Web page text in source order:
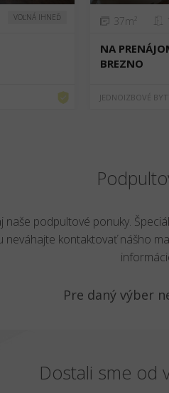
VOĽNÁ IHNEĎ 37m²
NA
BREZNO
JEDNOIZBOVÉ
naše podpultové ponuky.
neváhajte kontaktovať nášho
Pre daný výber
Dostali sme od